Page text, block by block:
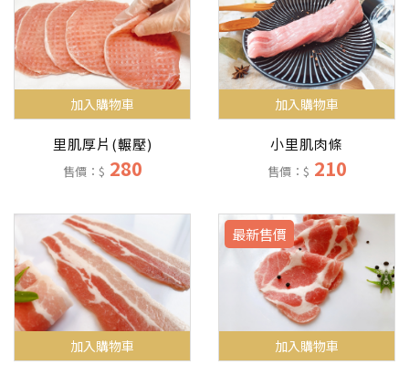
加入購物車
里肌厚片(輾壓)
售價：$ 280
加入購物車
小里肌肉條
售價：$ 210
加入購物車
最新售價
加入購物車